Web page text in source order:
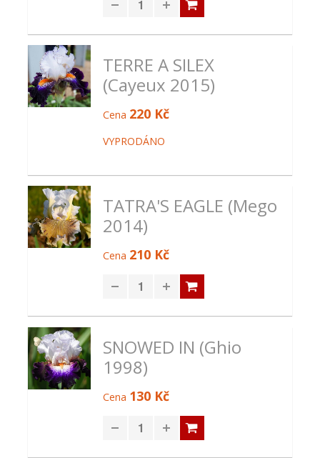
TERRE A SILEX
(Cayeux 2015)
Cena 220 Kč
VYPRODÁNO
TATRA'S EAGLE (Mego
2014)
Cena 210 Kč
SNOWED IN (Ghio
1998)
Cena 130 Kč